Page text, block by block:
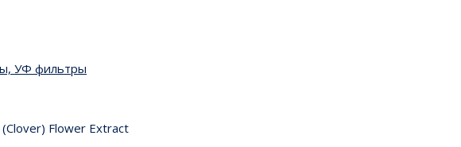
УФ фильтры
Flower Extract